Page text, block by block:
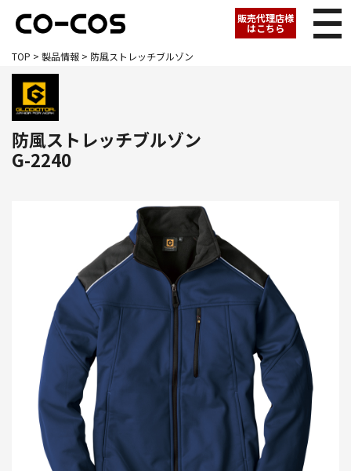
販売代理店様
はこちら
TOP > 製品情報 > 防風ストレッチブルゾン
防風ストレッチブルゾン
G-2240